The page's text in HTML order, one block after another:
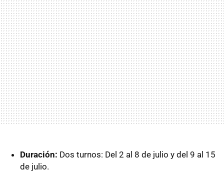
Duración: Dos turnos: Del 2 al 8 de julio y del 9 al 15
de julio.